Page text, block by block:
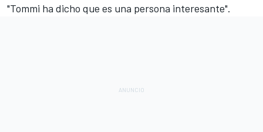
"Tommi ha dicho que es una persona interesante".